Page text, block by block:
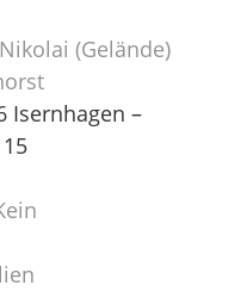
(Gelände)
Isernhagen –